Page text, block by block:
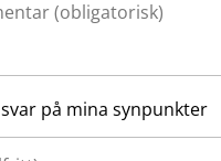
svar på mina synpunkter